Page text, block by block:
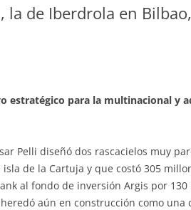
la de Iberdrola en
estratégico para la multinacional y
Pelli diseñó dos rascacielos muy
de la Cartuja y que costó 305
al fondo de inversión Argis por 130
aún en construcción como una